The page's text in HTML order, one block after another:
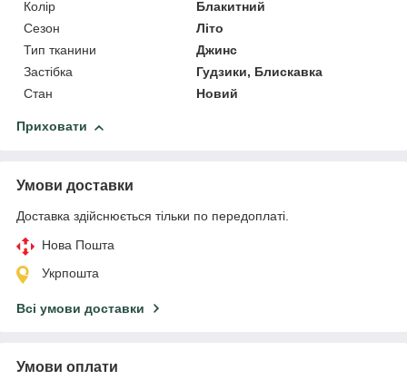
Колір
Блакитний
Сезон
Літо
Тип тканини
Джинс
Застібка
Гудзики, Блискавка
Стан
Новий
Приховати
Умови доставки
Доставка здійснюється тільки по передоплаті.
Нова Пошта
Укрпошта
Всі умови доставки
Умови оплати